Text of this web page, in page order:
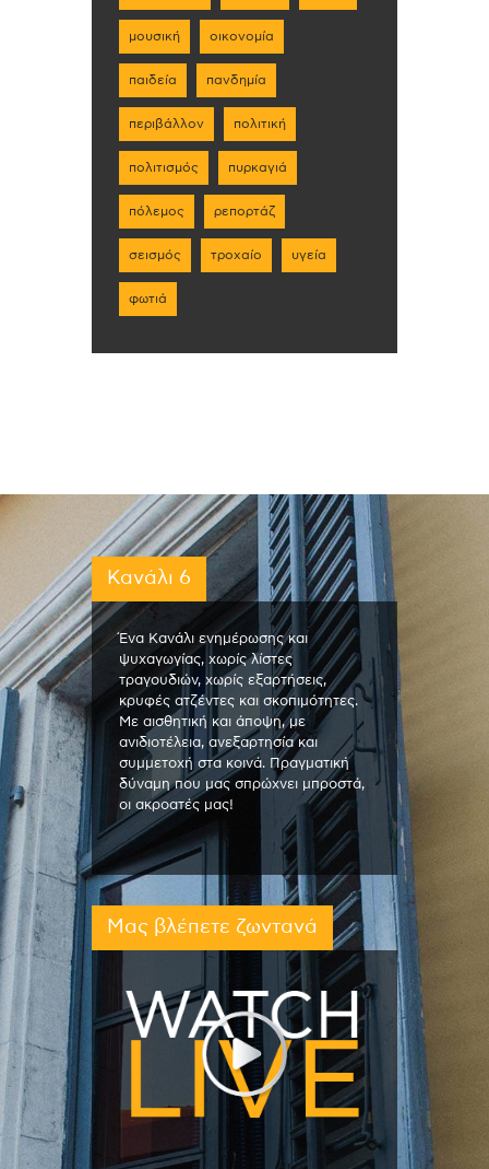
μουσική οικονομία
παιδεία πανδημία
περιβάλλον πολιτική
πολιτισμός πυρκαγιά
πόλεμος ρεπορτάζ
σεισμός τροχαίο υγεία
φωτιά
Κανάλι 6
Ένα Κανάλι ενημέρωσης και
ψυχαγωγίας, χωρίς λίστες
τραγουδιών, χωρίς εξαρτήσεις,
κρυφές ατζέντες και σκοπιμότητες.
Με αισθητική και άποψη, με
ανιδιοτέλεια, ανεξαρτησία και
συμμετοχή στα κοινά. Πραγματική
δύναμη που μας σπρώχνει μπροστά,
οι ακροατές μας!
Μας βλέπετε ζωντανά